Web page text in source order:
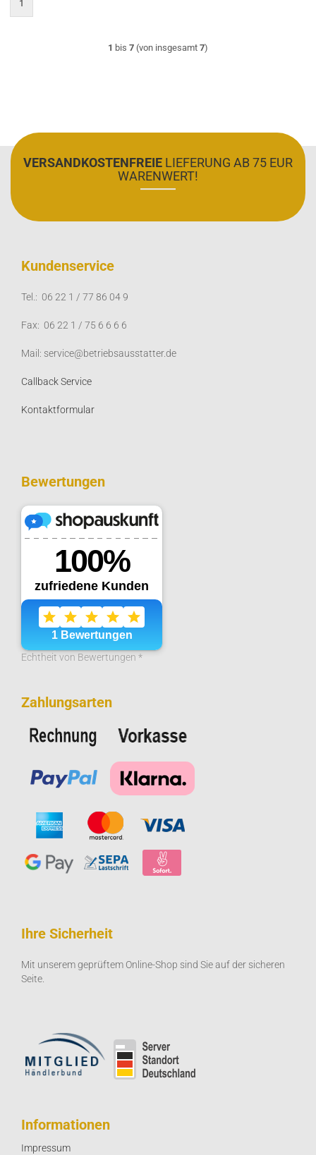
1
1 bis 7 (von insgesamt 7)
VERSANDKOSTENFREIE LIEFERUNG AB 75 EUR
WARENWERT!
Kundenservice
Tel.: 06 22 1 / 77 86 04 9
Fax: 06 22 1 / 75 6 6 6 6
Mail: service@betriebsausstatter.de
Callback Service
Kontaktformular
Bewertungen
Echtheit von Bewertungen *
Zahlungsarten
Ihre Sicherheit
Mit unserem geprüftem Online-Shop sind Sie auf der sicheren
Seite.
Informationen
Impressum